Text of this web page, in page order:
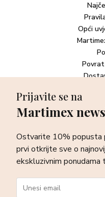
Opći
Newsletter
sve o najnovijim
ponudama te posebnim
Prijavite se na
Martimex
Ostvarite 10% popusta
prvi otkrijte sve o
ekskluzivnim ponudama